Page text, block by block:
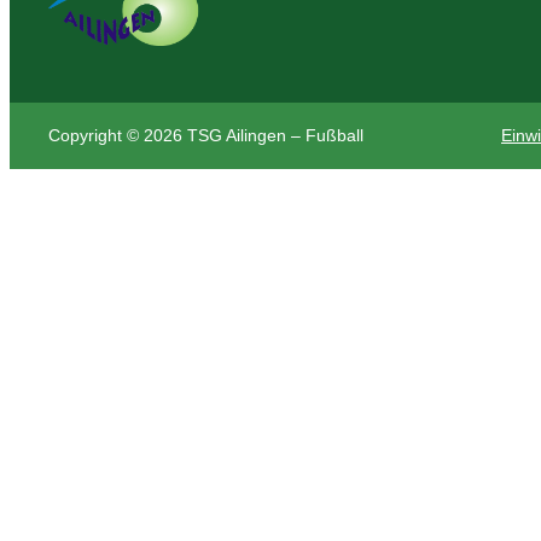
Copyright © 2026 TSG Ailingen – Fußball